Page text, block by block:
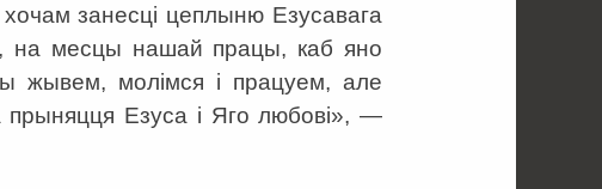
занесці цеплыню Езусавага
на месцы нашай працы, каб яно
жывем, молімся і працуем, але
Езуса і Яго любові», —